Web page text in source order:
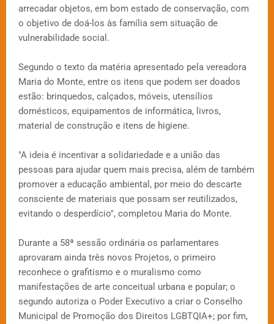
arrecadar objetos, em bom estado de conservação, com
o objetivo de doá-los às família sem situação de
vulnerabilidade social.
Segundo o texto da matéria apresentado pela vereadora
Maria do Monte, entre os itens que podem ser doados
estão: brinquedos, calçados, móveis, utensílios
domésticos, equipamentos de informática, livros,
material de construção e itens de higiene.
"A ideia é incentivar a solidariedade e a união das
pessoas para ajudar quem mais precisa, além de também
promover a educação ambiental, por meio do descarte
consciente de materiais que possam ser reutilizados,
evitando o desperdício", completou Maria do Monte.
Durante a 58ª sessão ordinária os parlamentares
aprovaram ainda três novos Projetos, o primeiro
reconhece o grafitismo e o muralismo como
manifestações de arte conceitual urbana e popular; o
segundo autoriza o Poder Executivo a criar o Conselho
Municipal de Promoção dos Direitos LGBTQIA+; por fim,